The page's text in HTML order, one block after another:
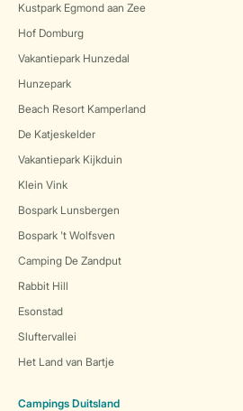
Kustpark Egmond aan Zee
Hof Domburg
Vakantiepark Hunzedal
Hunzepark
Beach Resort Kamperland
De Katjeskelder
Vakantiepark Kijkduin
Klein Vink
Bospark Lunsbergen
Bospark 't Wolfsven
Camping De Zandput
Rabbit Hill
Esonstad
Sluftervallei
Het Land van Bartje
Campings Duitsland